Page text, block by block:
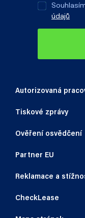
Autorizovaná
Tiskové zprávy
Ověření osvědčení
Partner EU
Reklamace a
CheckLease
údajů